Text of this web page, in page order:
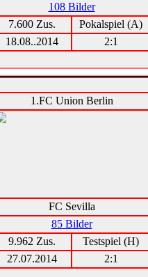
108 Bilder
7.600 Zus.
Pokalspiel (A)
18.08..2014
2:1
1.FC Union Berlin
FC Sevilla
85 Bilder
9.962 Zus.
Testspiel (H)
27.07.2014
2:1